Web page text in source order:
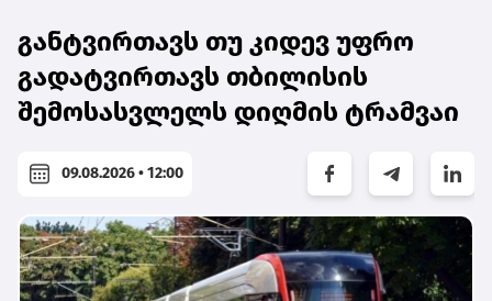
განტვირთავს თუ კიდევ უფრო
გადატვირთავს თბილისის
შემოსასვლელს დიღმის ტრამვაი
09.08.2026 • 12:00